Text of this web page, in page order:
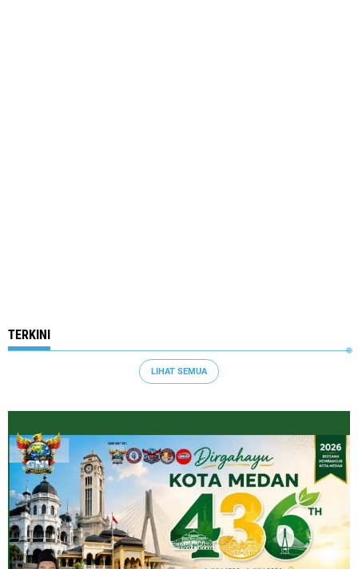
TERKINI
LIHAT SEMUA